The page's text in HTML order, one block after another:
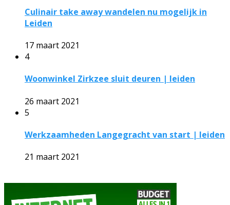
Culinair take away wandelen nu mogelijk in
Leiden
17 maart 2021
4
Woonwinkel Zirkzee sluit deuren | leiden
26 maart 2021
5
Werkzaamheden Langegracht van start | leiden
21 maart 2021